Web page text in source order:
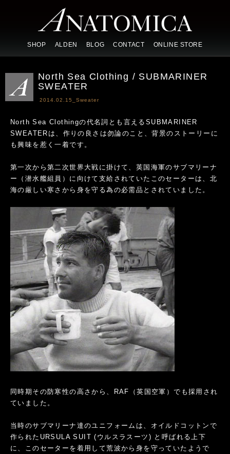
SHOP ALDEN BLOG CONTACT ONLINE STORE
North Sea Clothing / SUBMARINER
SWEATER
2014.02.15_ Sweater
North Sea Clothingの代名詞とも言えるSUBMARINER
SWEATERは、作りの良さは勿論のこと、背景のストーリーに
も興味を惹く一着です。
第一次から第二次世界大戦に掛けて、英国海軍のサブマリーナ
ー（潜水艦組員）に向けて支給されていたこのセーターは、北
海の厳しい寒さから身を守る為の必需品とされていました。
同時期その防寒性の高さから、RAF（英国空軍）でも採用され
ていました。
当時のサブマリーナ達のユニフォームは、オイルドコットンで
作られたURSULA SUIT (ウルスラスーツ) と呼ばれる上下
に、このセーターを着用して荒波から身を守っていたようで